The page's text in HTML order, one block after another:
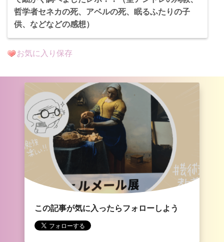
哲学者セネカの死、アベルの死、眠るふたりの子
供、などなどの感想）
お気に入り保存
この記事が気に入ったらフォローしよう